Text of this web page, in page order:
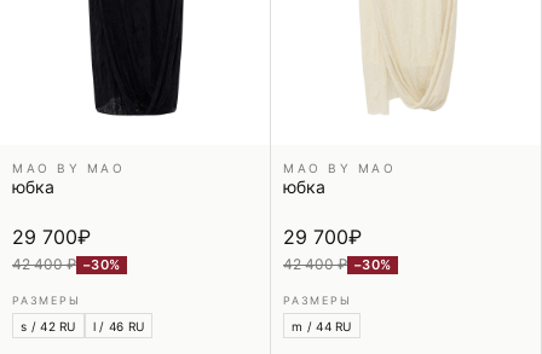
MAO BY MAO
юбка
29 700₽
42 400 ₽ −30%
РАЗМЕРЫ
s / 42 RU l / 46 RU
MAO BY MAO
юбка
29 700₽
42 400 ₽ −30%
РАЗМЕРЫ
m / 44 RU